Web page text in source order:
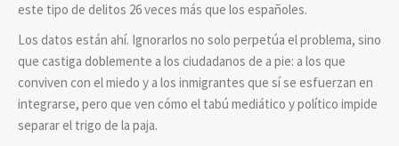
este tipo de delitos 26 veces más que los españoles.
Los datos están ahí. Ignorarlos no solo perpetúa el problema, sino
que castiga doblemente a los ciudadanos de a pie: a los que
conviven con el miedo y a los inmigrantes que sí se esfuerzan en
integrarse, pero que ven cómo el tabú mediático y político impide
separar el trigo de la paja.